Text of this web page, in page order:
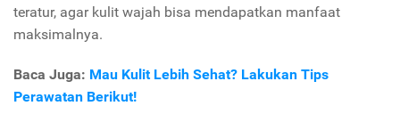
teratur, agar kulit wajah bisa mendapatkan manfaat
maksimalnya.
Baca Juga: Mau Kulit Lebih Sehat? Lakukan Tips
Perawatan Berikut!